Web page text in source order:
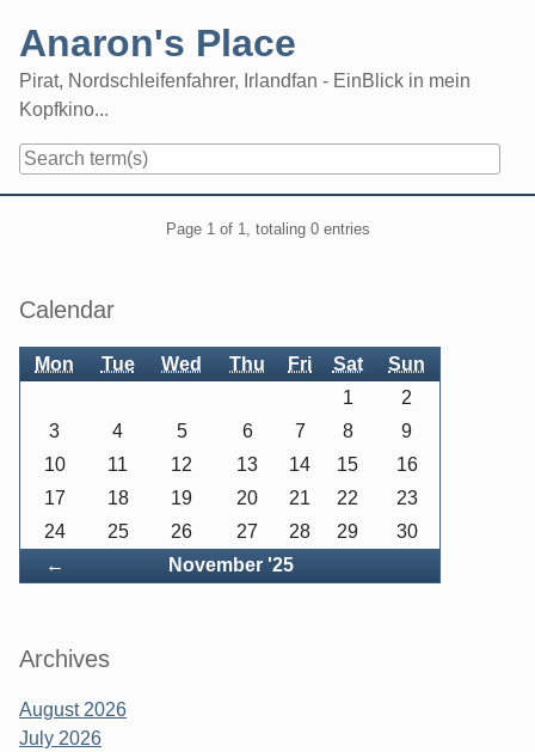
content
Anaron's Place
Pirat, Nordschleifenfahrer, Irlandfan - EinBlick in mein
Kopfkino...
Page 1 of 1, totaling 0 entries
Sidebar
Calendar
Mon Tue Wed Thu Fri Sat Sun
← November '25
1
2
3
4 5 6 7 8
9
10
11 12 13 14 15
16
17
18 19 20 21 22
23
24
25 26 27 28 29 30
Archives
August 2026
July 2026